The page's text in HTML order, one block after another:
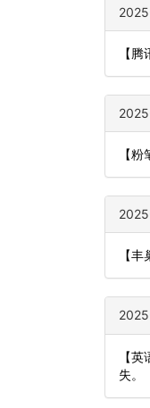
【
【
【
【
失。